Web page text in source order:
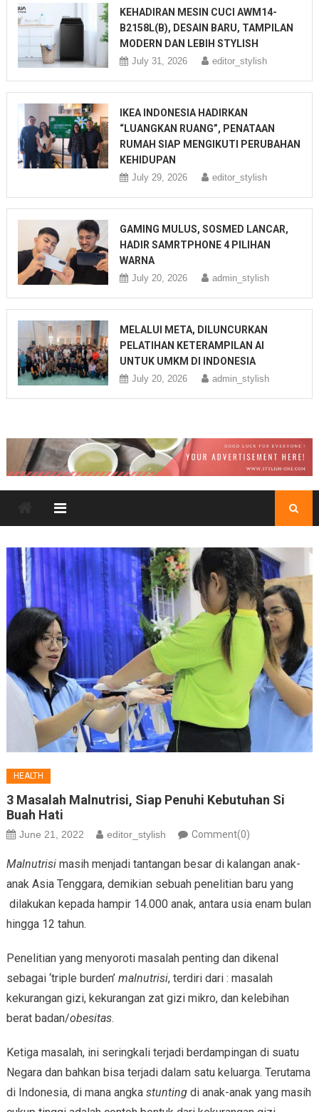
KEHADIRAN MESIN CUCI AWM14-
B2158L(B), DESAIN BARU, TAMPILAN
MODERN DAN LEBIH STYLISH
July 31, 2026 editor_stylish
IKEA INDONESIA HADIRKAN
“LUANGKAN RUANG”, PENATAAN
RUMAH SIAP MENGIKUTI PERUBAHAN
KEHIDUPAN
July 29, 2026 editor_stylish
GAMING MULUS, SOSMED LANCAR,
HADIR SAMRTPHONE 4 PILIHAN
WARNA
July 20, 2026 admin_stylish
MELALUI META, DILUNCURKAN
PELATIHAN KETERAMPILAN AI
UNTUK UMKM DI INDONESIA
July 20, 2026 admin_stylish
HEALTH
3 Masalah Malnutrisi, Siap Penuhi Kebutuhan Si
Buah Hati
June 21, 2022 editor_stylish Comment(0)
Malnutrisi masih menjadi tantangan besar di kalangan anak-
anak Asia Tenggara, demikian sebuah penelitian baru yang
dilakukan kepada hampir 14.000 anak, antara usia enam bulan
hingga 12 tahun.
Penelitian yang menyoroti masalah penting dan dikenal
sebagai ‘triple burden’ malnutrisi, terdiri dari : masalah
kekurangan gizi, kekurangan zat gizi mikro, dan kelebihan
berat badan/obesitas.
Ketiga masalah, ini seringkali terjadi berdampingan di suatu
Negara dan bahkan bisa terjadi dalam satu keluarga. Terutama
di Indonesia, di mana angka stunting di anak-anak yang masih